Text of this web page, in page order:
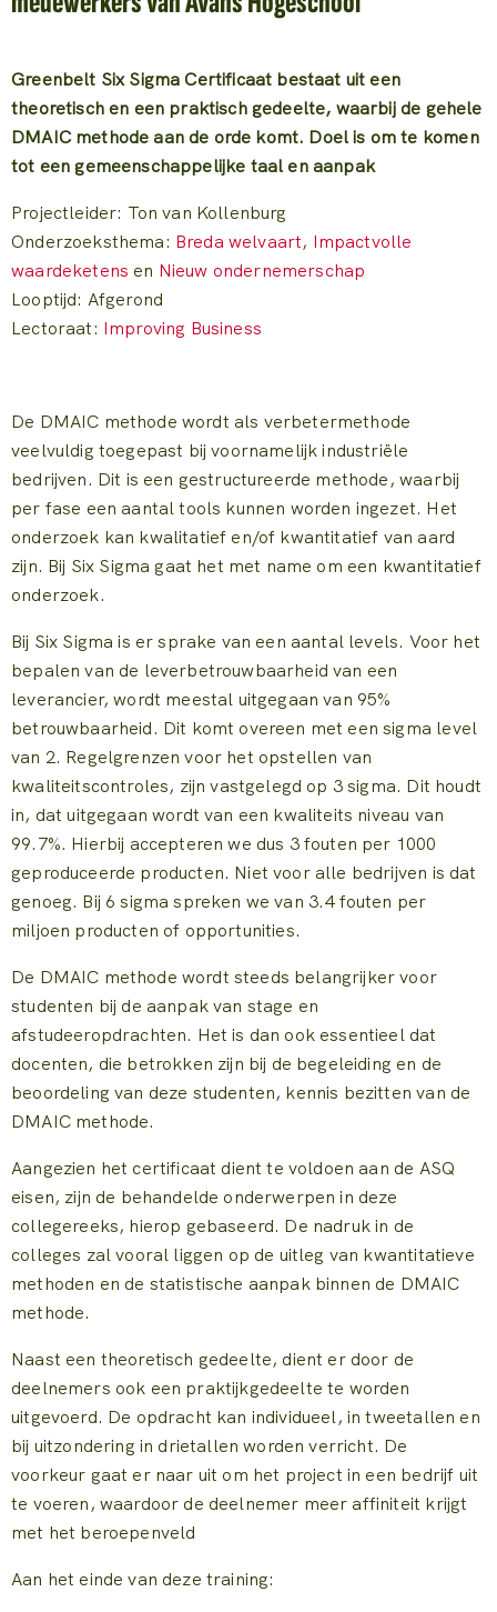
Greenbelt Six Sigma Certificaat bestaat uit een
theoretisch en een praktisch gedeelte, waarbij de gehele
DMAIC methode aan de orde komt. Doel is om te komen
tot een gemeenschappelijke taal en aanpak
Projectleider: Ton van Kollenburg
Onderzoeksthema: Breda welvaart, Impactvolle
waardeketens en Nieuw ondernemerschap
Looptijd: Afgerond
Lectoraat: Improving Business
De DMAIC methode wordt als verbetermethode
veelvuldig toegepast bij voornamelijk industriële
bedrijven. Dit is een gestructureerde methode, waarbij
per fase een aantal tools kunnen worden ingezet. Het
onderzoek kan kwalitatief en/of kwantitatief van aard
zijn. Bij Six Sigma gaat het met name om een kwantitatief
onderzoek.
Bij Six Sigma is er sprake van een aantal levels. Voor het
bepalen van de leverbetrouwbaarheid van een
leverancier, wordt meestal uitgegaan van 95%
betrouwbaarheid. Dit komt overeen met een sigma level
van 2. Regelgrenzen voor het opstellen van
kwaliteitscontroles, zijn vastgelegd op 3 sigma. Dit houdt
in, dat uitgegaan wordt van een kwaliteits niveau van
99.7%. Hierbij accepteren we dus 3 fouten per 1000
geproduceerde producten. Niet voor alle bedrijven is dat
genoeg. Bij 6 sigma spreken we van 3.4 fouten per
miljoen producten of opportunities.
De DMAIC methode wordt steeds belangrijker voor
studenten bij de aanpak van stage en
afstudeeropdrachten. Het is dan ook essentieel dat
docenten, die betrokken zijn bij de begeleiding en de
beoordeling van deze studenten, kennis bezitten van de
DMAIC methode.
Aangezien het certificaat dient te voldoen aan de ASQ
eisen, zijn de behandelde onderwerpen in deze
collegereeks, hierop gebaseerd. De nadruk in de
colleges zal vooral liggen op de uitleg van kwantitatieve
methoden en de statistische aanpak binnen de DMAIC
methode.
Naast een theoretisch gedeelte, dient er door de
deelnemers ook een praktijkgedeelte te worden
uitgevoerd. De opdracht kan individueel, in tweetallen en
bij uitzondering in drietallen worden verricht. De
voorkeur gaat er naar uit om het project in een bedrijf uit
te voeren, waardoor de deelnemer meer affiniteit krijgt
met het beroepenveld
Aan het einde van deze training: